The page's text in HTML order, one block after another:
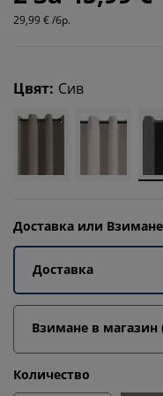
29,99 € /бр.
Цвят: Сив
Доставка или
Доставка
Взимане в
Количество